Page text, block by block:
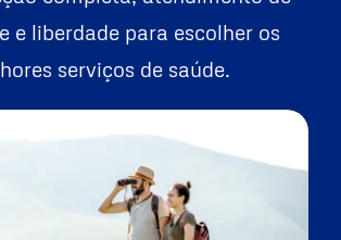
e liberdade para escolher os
serviços de saúde.